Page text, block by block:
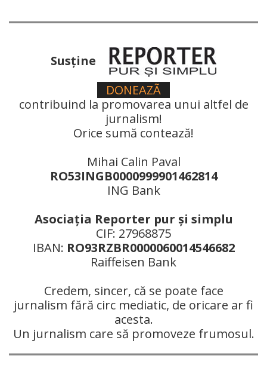
Susţine
DONEAZÃ
contribuind la promovarea unui altfel de
jurnalism!
Orice sumă contează!
Mihai Calin Paval
RO53INGB0000999901462814
ING Bank
Asociaţia Reporter pur şi simplu
CIF: 27968875
IBAN: RO93RZBR0000060014546682
Raiffeisen Bank
Credem, sincer, că se poate face
jurnalism fără circ mediatic, de oricare ar fi
acesta.
Un jurnalism care să promoveze frumosul.